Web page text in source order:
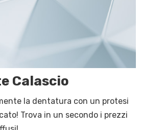
Calascio
la dentatura con un protesi
Trova in un secondo i prezzi